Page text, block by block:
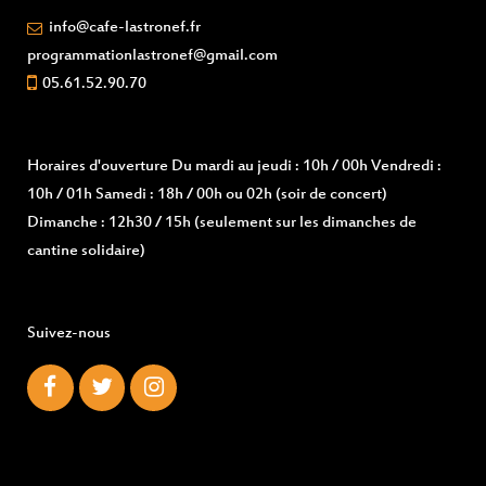
info@cafe-lastronef.fr
programmationlastronef@gmail.com
05.61.52.90.70
Horaires d'ouverture Du mardi au jeudi : 10h / 00h Vendredi :
10h / 01h Samedi : 18h / 00h ou 02h (soir de concert)
Dimanche : 12h30 / 15h (seulement sur les dimanches de
cantine solidaire)
Suivez-nous